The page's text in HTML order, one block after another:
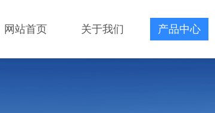
网站首页 关于我们 产品中心